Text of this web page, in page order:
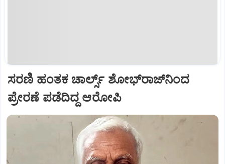
ಸರಣಿ ಹಂತಕ ಚಾರ್ಲ್ಸ್ ಶೋಭ್‌ರಾಜ್‌ನಿಂದ
ಪ್ರೇರಣೆ ಪಡೆದಿದ್ದ ಆರೋಪಿ